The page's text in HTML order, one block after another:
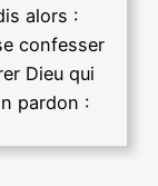
alors :
confesser
Dieu qui
pardon :